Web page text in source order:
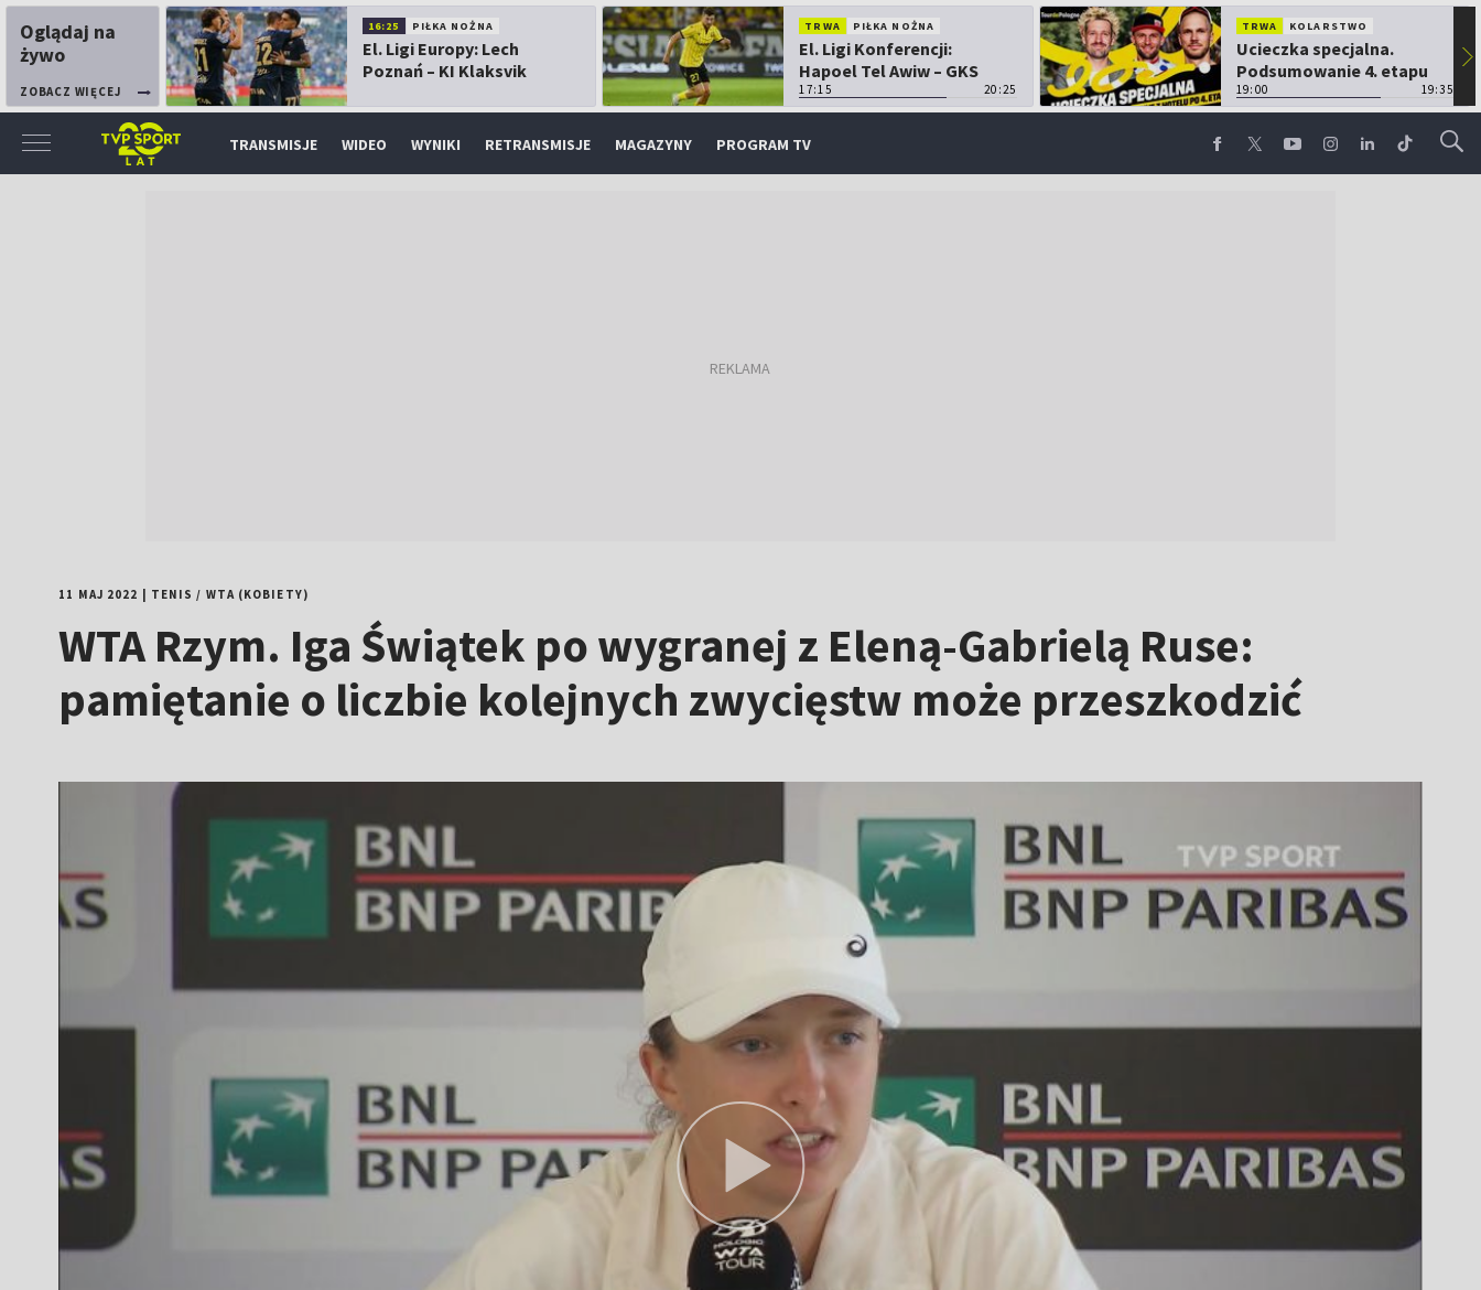
Oglądaj na
żywo
ZOBACZ WIĘCEJ
16:25 PIŁKA NOŻNA
El. Ligi Europy: Lech
Poznań – KI Klaksvik
TRWA PIŁKA NOŻNA
El. Ligi Konferencji:
Hapoel Tel Awiw – GKS
Katowice
17:15 20:25
TRWA KOLARSTWO
Ucieczka specjalna.
Podsumowanie 4. etapu
TdP
19:00 19:35
▶
TRANSMISJE WIDEO WYNIKI RETRANSMISJE MAGAZYNY PROGRAM TV
11 MAJ 2022 TENIS / WTA (KOBIETY)
WTA Rzym. Iga Świątek po wygranej z Eleną-Gabrielą Ruse:
pamiętanie o liczbie kolejnych zwycięstw może przeszkodzić